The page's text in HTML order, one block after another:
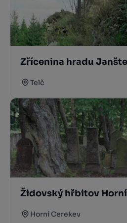
Zřícenina hradu
Telč
Židovský hřbitov
Horní Cerekev